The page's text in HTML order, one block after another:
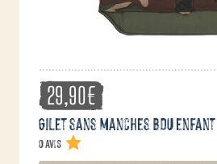
29,90€
Gilet sans manches BDU enfant
0 avis